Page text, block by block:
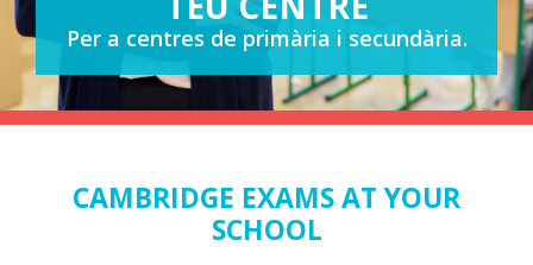
Per a centres de primària i secundària.
CAMBRIDGE EXAMS AT YOUR
SCHOOL